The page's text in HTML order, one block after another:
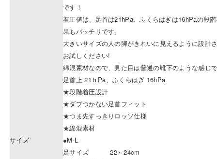
です！
着圧値は、足首は21hPa、ふくらはぎは16hPaの段
果もバッチリです。
大きいサイズの人の脚がきれいに見えるように設計
お試しください!
綿混素材なので、見た目は普通の靴下のような感じ
足首上 21ｈPa、ふくらはぎ 16hPa
★段階着圧設計
★ダブつかない足首フィット
★つま先すっきりロッソ仕様
★綿混素材
サイズ
●M-L
足サイズ 22～24cm